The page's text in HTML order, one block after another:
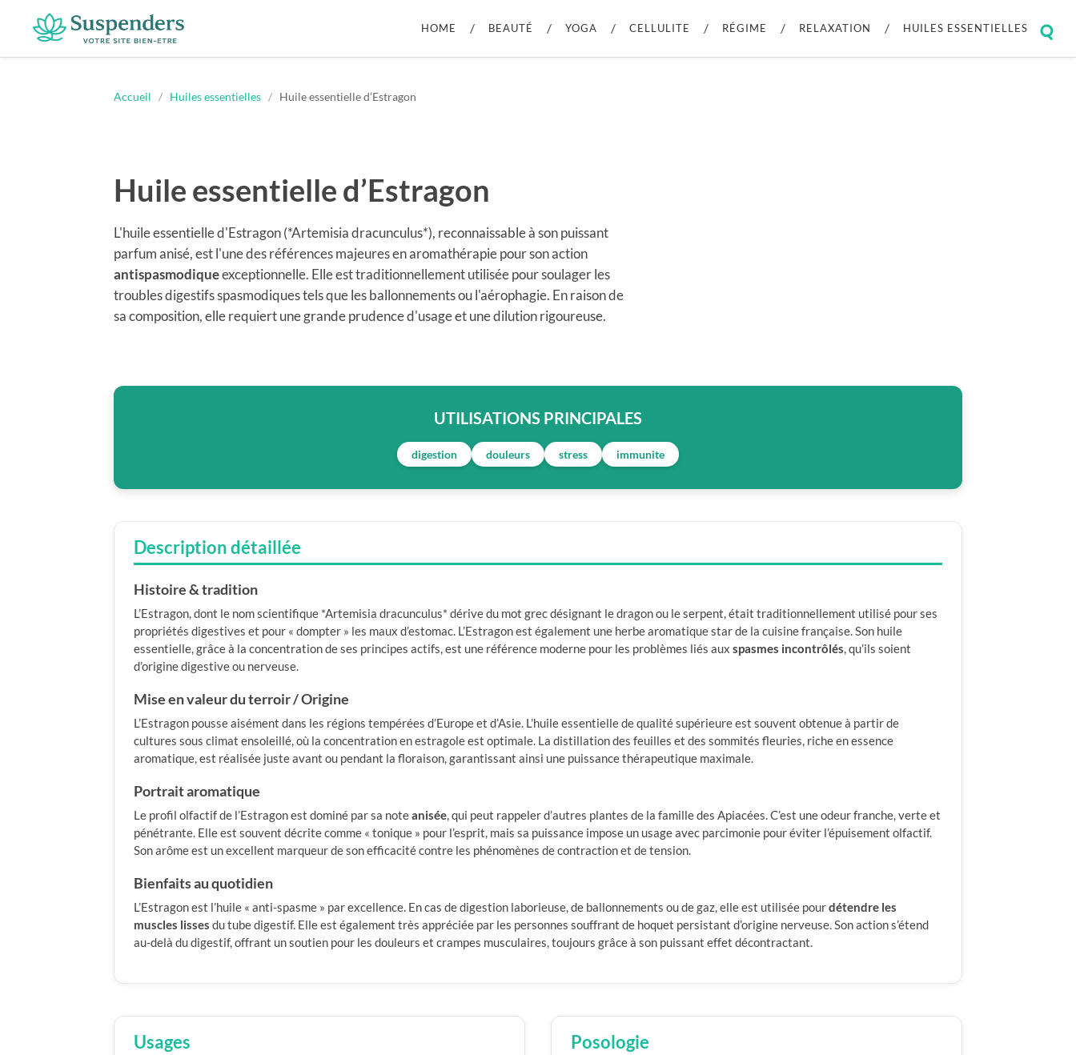
HOME BEAUTÉ YOGA CELLULITE RÉGIME RELAXATION HUILES ESSENTIELLES
field
Accueil / Huiles essentielles / Huile essentielle d’Estragon
Huile essentielle d’Estragon
L'huile essentielle d'Estragon (*Artemisia dracunculus*), reconnaissable à son puissant
parfum anisé, est l'une des références majeures en aromathérapie pour son action
antispasmodiqueexceptionnelle. Elle est traditionnellement utilisée pour soulager les
troubles digestifs spasmodiques tels que les ballonnements ou l'aérophagie. En raison de
sa composition, elle requiert une grande prudence d'usage et une dilution rigoureuse.
UTILISATIONS PRINCIPALES
digestion douleurs stress immunite
Description détaillée
Histoire & tradition
L’Estragon, dont le nom scientifique *Artemisia dracunculus* dérive du mot grec désignant le dragon ou le serpent, était traditionnellement utilisé pour ses
propriétés digestives et pour « dompter » les maux d’estomac. L’Estragon est également une herbe aromatique star de la cuisine française. Son huile
essentielle, grâce à la concentration de ses principes actifs, est une référence moderne pour les problèmes liés aux spasmes incontrôlés, qu’ils soient
d’origine digestive ou nerveuse.
Mise en valeur du terroir / Origine
L’Estragon pousse aisément dans les régions tempérées d’Europe et d’Asie. L’huile essentielle de qualité supérieure est souvent obtenue à partir de
cultures sous climat ensoleillé, où la concentration en estragole est optimale. La distillation des feuilles et des sommités fleuries, riche en essence
aromatique, est réalisée juste avant ou pendant la floraison, garantissant ainsi une puissance thérapeutique maximale.
Portrait aromatique
Le profil olfactif de l’Estragon est dominé par sa noteanisée, qui peut rappeler d’autres plantes de la famille des Apiacées. C’est une odeur franche, verte et
pénétrante. Elle est souvent décrite comme « tonique » pour l’esprit, mais sa puissance impose un usage avec parcimonie pour éviter l’épuisement olfactif.
Son arôme est un excellent marqueur de son efficacité contre les phénomènes de contraction et de tension.
Bienfaits au quotidien
L’Estragon est l’huile « anti-spasme » par excellence. En cas de digestion laborieuse, de ballonnements ou de gaz, elle est utilisée pourdétendre les
muscles lisses du tube digestif. Elle est également très appréciée par les personnes souffrant de hoquet persistant d’origine nerveuse. Son action s’étend
au-delà du digestif, offrant un soutien pour les douleurs et crampes musculaires, toujours grâce à son puissant effet décontractant.
Usages Posologie